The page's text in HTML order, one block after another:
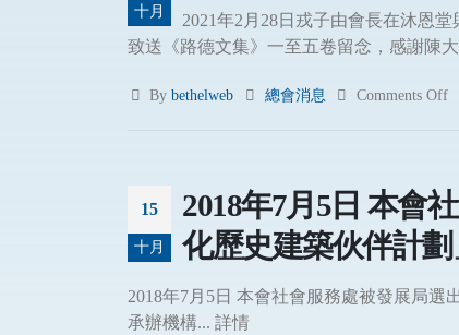
十月
2021年2月28日戎子由會長在沐恩
致送《路德文集》一至五卷留念，感謝陳
Bybethelweb 總會消息 Comments Off
15
十月
2018年7月5日 本會
化歷史建築伙伴計劃
2018年7月5日 本會社會服務處被發展局
承辦機構... 詳情